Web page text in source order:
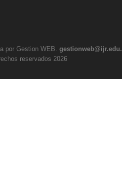
por Gestion WEB.
reservados 2026